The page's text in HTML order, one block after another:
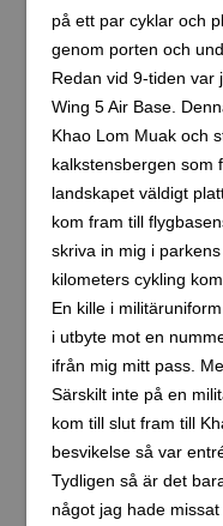
på ett par cyklar och
genom porten och
Redan vid 9-tiden var
Wing 5 Air Base.
Khao Lom Muak och
kalkstensbergen som
landskapet väldigt
kom fram till
skriva in mig i
kilometers cykling
En kille i
i utbyte mot en
ifrån mig mitt pass.
Särskilt inte på en
kom till slut fram till
besvikelse så var
Tydligen så är det
något jag hade